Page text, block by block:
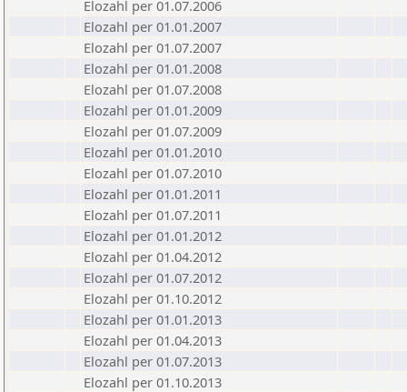
Elozahl per 01.07.2006
Elozahl per 01.01.2007
Elozahl per 01.07.2007
Elozahl per 01.01.2008
Elozahl per 01.07.2008
Elozahl per 01.01.2009
Elozahl per 01.07.2009
Elozahl per 01.01.2010
Elozahl per 01.07.2010
Elozahl per 01.01.2011
Elozahl per 01.07.2011
Elozahl per 01.01.2012
Elozahl per 01.04.2012
Elozahl per 01.07.2012
Elozahl per 01.10.2012
Elozahl per 01.01.2013
Elozahl per 01.04.2013
Elozahl per 01.07.2013
Elozahl per 01.10.2013